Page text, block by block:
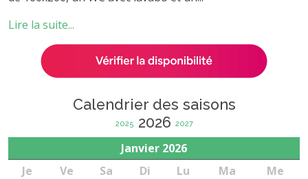
Lire la suite...
Calendrier des saisons
2025 2026 2027
Janvier 2026
Je
Ve Sa Di Lu Ma
Me